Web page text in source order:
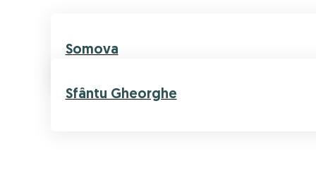
Somova
Sfântu Gheorghe